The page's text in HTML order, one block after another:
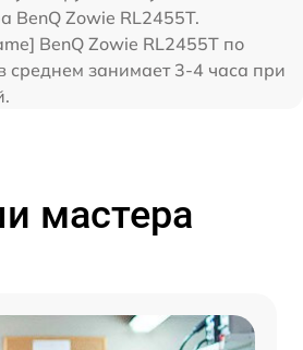
BenQ Zowie RL2455T.
BenQ Zowie RL2455T по
среднем занимает 3-4 часа при
мастера